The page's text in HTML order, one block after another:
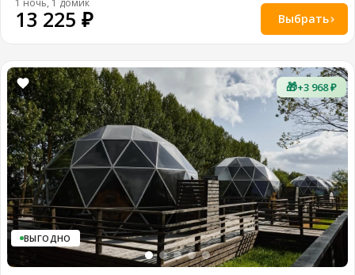
1 ночь, 1 домик
13 225 ₽ Выбрать
🎁+3 968 ₽
ВЫГОДНО